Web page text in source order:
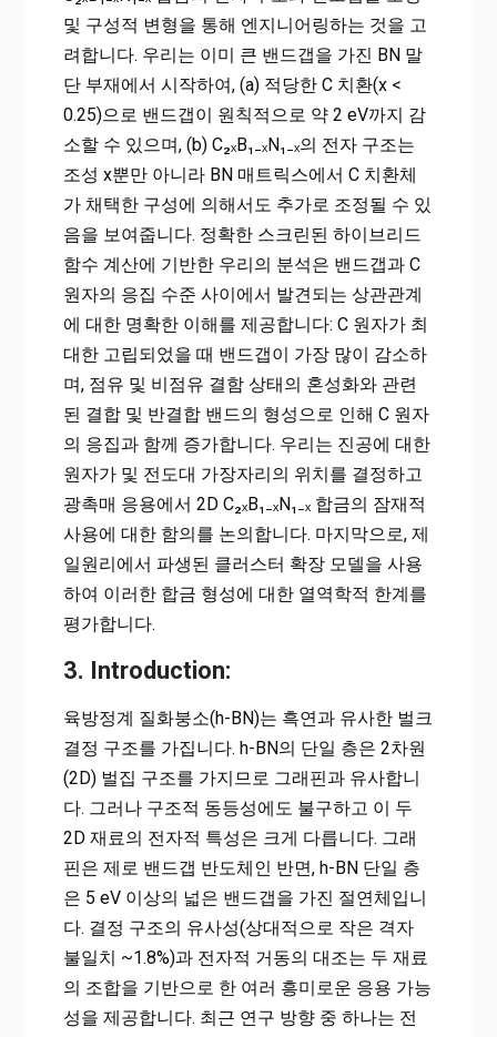
및 구성적 변형을 통해 엔지니어링하는 것을 고
려합니다. 우리는 이미 큰 밴드갭을 가진 BN 말
단 부재에서 시작하여, (a) 적당한 C 치환(x <
0.25)으로 밴드갭이 원칙적으로 약 2 eV까지 감
소할 수 있으며, (b) C₂ₓB₁₋ₓN₁₋ₓ의 전자 구조는
조성 x뿐만 아니라 BN 매트릭스에서 C 치환체
가 채택한 구성에 의해서도 추가로 조정될 수 있
음을 보여줍니다. 정확한 스크린된 하이브리드
함수 계산에 기반한 우리의 분석은 밴드갭과 C
원자의 응집 수준 사이에서 발견되는 상관관계
에 대한 명확한 이해를 제공합니다: C 원자가 최
대한 고립되었을 때 밴드갭이 가장 많이 감소하
며, 점유 및 비점유 결함 상태의 혼성화와 관련
된 결합 및 반결합 밴드의 형성으로 인해 C 원자
의 응집과 함께 증가합니다. 우리는 진공에 대한
원자가 및 전도대 가장자리의 위치를 결정하고
광촉매 응용에서 2D C₂ₓB₁₋ₓN₁₋ₓ 합금의 잠재적
사용에 대한 함의를 논의합니다. 마지막으로, 제
일원리에서 파생된 클러스터 확장 모델을 사용
하여 이러한 합금 형성에 대한 열역학적 한계를
평가합니다.
3. Introduction:
육방정계 질화붕소(h-BN)는 흑연과 유사한 벌크
결정 구조를 가집니다. h-BN의 단일 층은 2차원
(2D) 벌집 구조를 가지므로 그래핀과 유사합니
다. 그러나 구조적 동등성에도 불구하고 이 두
2D 재료의 전자적 특성은 크게 다릅니다. 그래
핀은 제로 밴드갭 반도체인 반면, h-BN 단일 층
은 5 eV 이상의 넓은 밴드갭을 가진 절연체입니
다. 결정 구조의 유사성(상대적으로 작은 격자
불일치 ~1.8%)과 전자적 거동의 대조는 두 재료
의 조합을 기반으로 한 여러 흥미로운 응용 가능
성을 제공합니다. 최근 연구 방향 중 하나는 전